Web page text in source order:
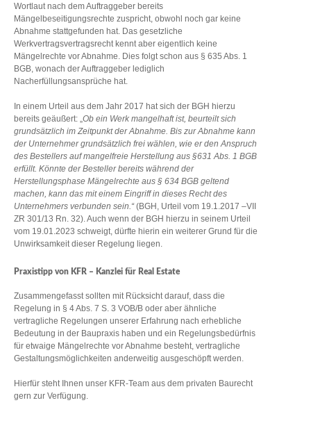
Wortlaut nach dem Auftraggeber bereits
Mängelbeseitigungsrechte zuspricht, obwohl noch gar keine
Abnahme stattgefunden hat. Das gesetzliche
Werkvertragsvertragsrecht kennt aber eigentlich keine
Mängelrechte vor Abnahme. Dies folgt schon aus § 635 Abs. 1
BGB, wonach der Auftraggeber lediglich
Nacherfüllungsansprüche hat.
In einem Urteil aus dem Jahr 2017 hat sich der BGH hierzu
bereits geäußert: „ Ob ein Werk mangelhaft ist, beurteilt sich
grundsätzlich im Zeitpunkt der Abnahme. Bis zur Abnahme kann
der Unternehmer grundsätzlich frei wählen, wie er den Anspruch
des Bestellers auf mangelfreie Herstellung aus §631 Abs. 1 BGB
erfüllt. Könnte der Besteller bereits während der
Herstellungsphase Mängelrechte aus § 634 BGB geltend
machen, kann das mit einem Eingriff in dieses Recht des
Unternehmers verbunden sein.“(BGH, Urteil vom 19.1.2017 –VII
ZR 301/13 Rn. 32). Auch wenn der BGH hierzu in seinem Urteil
vom 19.01.2023 schweigt, dürfte hierin ein weiterer Grund für die
Unwirksamkeit dieser Regelung liegen.
Praxistipp von KFR – Kanzlei für Real Estate
Zusammengefasst sollten mit Rücksicht darauf, dass die
Regelung in § 4 Abs. 7 S. 3 VOB/B oder aber ähnliche
vertragliche Regelungen unserer Erfahrung nach erhebliche
Bedeutung in der Baupraxis haben und ein Regelungsbedürfnis
für etwaige Mängelrechte vor Abnahme besteht, vertragliche
Gestaltungsmöglichkeiten anderweitig ausgeschöpft werden.
Hierfür steht Ihnen unser KFR-Team aus dem privaten Baurecht
gern zur Verfügung.